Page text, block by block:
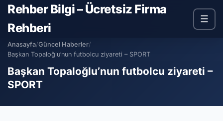
Rehber Bilgi – Ücretsiz Firma
Rehberi
☰
Anasayfa/Güncel Haberler/
Başkan Topaloğlu’nun futbolcu ziyareti – SPORT
Başkan Topaloğlu’nun futbolcu ziyareti –
SPORT